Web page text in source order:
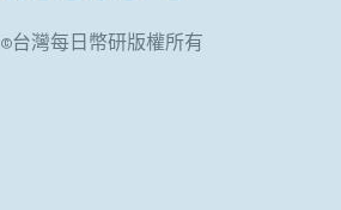
©台灣每日幣研版權所有